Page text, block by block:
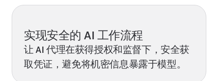
实现安全的 AI 工作流程
让 AI 代理在获得授权和监督下，安全获
取凭证，避免将机密信息暴露于模型。